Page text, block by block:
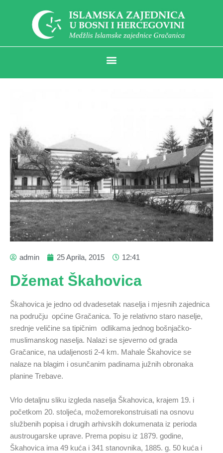
admin 25 Aprila, 2015 12:41
Džemat Škahovica
Škahovica je jedno od dvadesetak naselja i mjesnih zajednica
na području općine Gračanica. To je relativno staro naselje,
srednje veličine sa tipičnim odlikama jednog bošnjačko-
muslimanskog naselja. Nalazi se sjeverno od grada
Gračanice, na udaljenosti 2-4 km. Mahale Škahovice se
nalaze na blagim i osunčanim padinama južnih obronaka
planine Trebave.
Vrlo detaljnu sliku izgleda naselja Škahovica, krajem 19. i
početkom 20. stoljeća, možemorekonstruisati na osnovu
službenih popisa i drugih arhivskih dokumenata iz perioda
austrougarske uprave. Prema popisu iz 1879. godine,
Škahovica ima 49 kuća i 341 stanovnika, 1885. g. 50 kuća i